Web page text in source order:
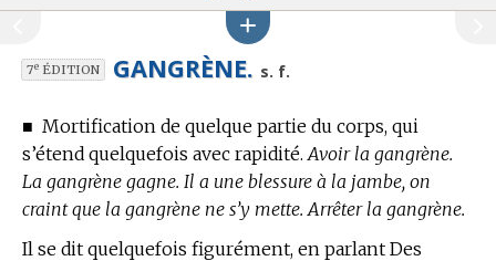
7eÉDITION GANGRÈNE. s. f.
■ Mortification de quelque partie du corps, qui
s’étend quelquefois avec rapidité. Avoir la gangrène.
La gangrène gagne. Il a une blessure à la jambe, on
craint que la gangrène ne s’y mette. Arrêter la gangrène.
Il se dit quelquefois figurément, en parlant Des